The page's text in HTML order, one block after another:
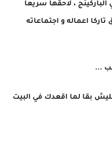
الباركينج ، لاحقها سريعا
اعماله و اجتماعاته
...
بقا لما اقعدك في البيت